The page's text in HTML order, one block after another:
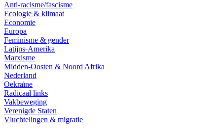
Anti-racisme/fascisme
Ecologie & klimaat
Economie
Europa
Feminisme & gender
Latijns-Amerika
Marxisme
Midden-Oosten & Noord Afrika
Nederland
Oekraïne
Radicaal links
Vakbeweging
Verenigde Staten
Vluchtelingen & migratie